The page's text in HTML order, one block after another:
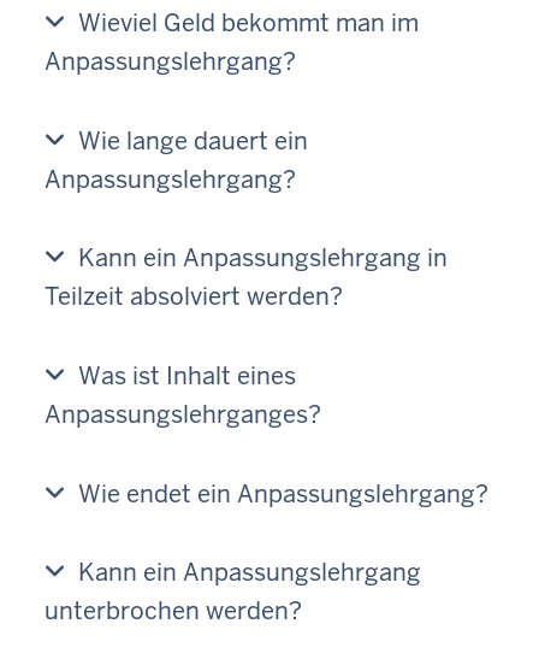
Wieviel Geld bekommt man im
Anpassungslehrgang?
Wie lange dauert ein
Anpassungslehrgang?
Kann ein Anpassungslehrgang in
Teilzeit absolviert werden?
Was ist Inhalt eines
Anpassungslehrganges?
Wie endet ein Anpassungslehrgang?
Kann ein Anpassungslehrgang
unterbrochen werden?